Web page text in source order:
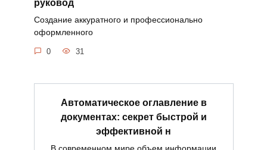
руковод
Создание аккуратного и профессионально
оформленного
0 31
Автоматическое оглавление в
документах: секрет быстрой и
эффективной н